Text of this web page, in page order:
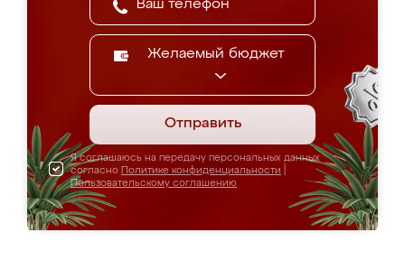
Желаемый бюджет
Отправить
Я соглашаюсь на передачу персональных данных
согласно Политике конфиденциальности
Пользовательскому соглашению